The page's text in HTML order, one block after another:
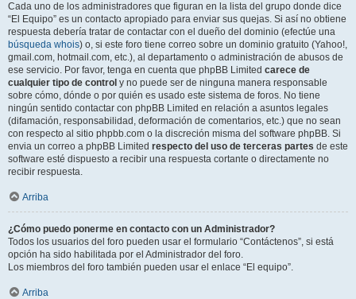
Cada uno de los administradores que figuran en la lista del grupo donde dice
“El Equipo” es un contacto apropiado para enviar sus quejas. Si así no obtiene
respuesta debería tratar de contactar con el dueño del dominio (efectúe una
búsqueda whois) o, si este foro tiene correo sobre un dominio gratuito (Yahoo!,
gmail.com, hotmail.com, etc.), al departamento o administración de abusos de
ese servicio. Por favor, tenga en cuenta que phpBB Limited carece de
cualquier tipo de control y no puede ser de ninguna manera responsable
sobre cómo, dónde o por quién es usado este sistema de foros. No tiene
ningún sentido contactar con phpBB Limited en relación a asuntos legales
(difamación, responsabilidad, deformación de comentarios, etc.) que no sean
con respecto al sitio phpbb.com o la discreción misma del software phpBB. Si
envia un correo a phpBB Limited respecto del uso de terceras partes de este
software esté dispuesto a recibir una respuesta cortante o directamente no
recibir respuesta.
Arriba
¿Cómo puedo ponerme en contacto con un Administrador?
Todos los usuarios del foro pueden usar el formulario “Contáctenos”, si está
opción ha sido habilitada por el Administrador del foro.
Los miembros del foro también pueden usar el enlace “El equipo”.
Arriba